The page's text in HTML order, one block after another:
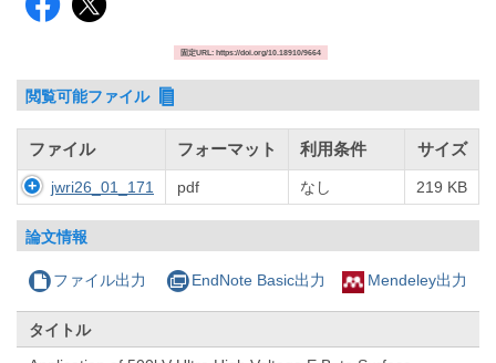
固定URL: https://doi.org/10.18910/9664
閲覧可能ファイル
ファイル フォーマット 利用条件 サイズ
jwri26_01_171 pdf なし 219 KB
論文情報
ファイル出力 EndNote Basic出力 Mendeley出力
タイトル